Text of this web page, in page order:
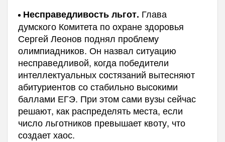
Несправедливость льгот. Глава
думского Комитета по охране здоровья
Сергей Леонов поднял проблему
олимпиадников. Он назвал ситуацию
несправедливой, когда победители
интеллектуальных состязаний вытесняют
абитуриентов со стабильно высокими
баллами ЕГЭ. При этом сами вузы сейчас
решают, как распределять места, если
число льготников превышает квоту, что
создает хаос.